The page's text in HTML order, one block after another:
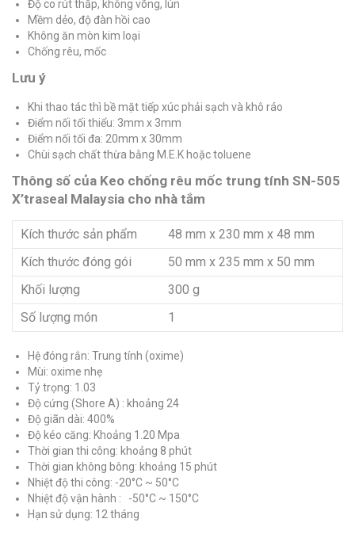
Độ co rút thấp, không võng, lún
Mềm dẻo, độ đàn hồi cao
Không ăn mòn kim loại
Chống rêu, mốc
Lưu ý
Khi thao tác thì bề mặt tiếp xúc phải sạch và khô ráo
Điểm nối tối thiểu: 3mm x 3mm
Điểm nối tối đa: 20mm x 30mm
Chùi sạch chất thừa bằng M.E.K hoặc toluene
Thông số của Keo chống rêu mốc trung tính SN-505
X’traseal Malaysia cho nhà tắm
Kích thước sản phẩm
48 mm x 230 mm x 48 mm
Kích thước đóng gói
50 mm x 235 mm x 50 mm
Khối lượng
300 g
Số lượng món
1
Hệ đóng rắn: Trung tính (oxime)
Mùi: oxime nhẹ
Tỷ trọng: 1.03
Độ cứng (Shore A) : khoảng 24
Độ giãn dài: 400%
Độ kéo căng: Khoảng 1.20 Mpa
Thời gian thi công: khoảng 8 phút
Thời gian không bông: khoảng 15 phút
Nhiệt độ thi công: -20°C ~ 50°C
Nhiệt độ vận hành : -50°C ~ 150°C
Hạn sử dụng: 12 tháng